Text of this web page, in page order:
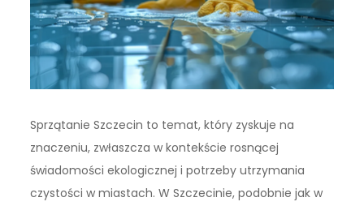
Sprzątanie Szczecin to temat, który zyskuje na
znaczeniu, zwłaszcza w kontekście rosnącej
świadomości ekologicznej i potrzeby utrzymania
czystości w miastach. W Szczecinie, podobnie jak w